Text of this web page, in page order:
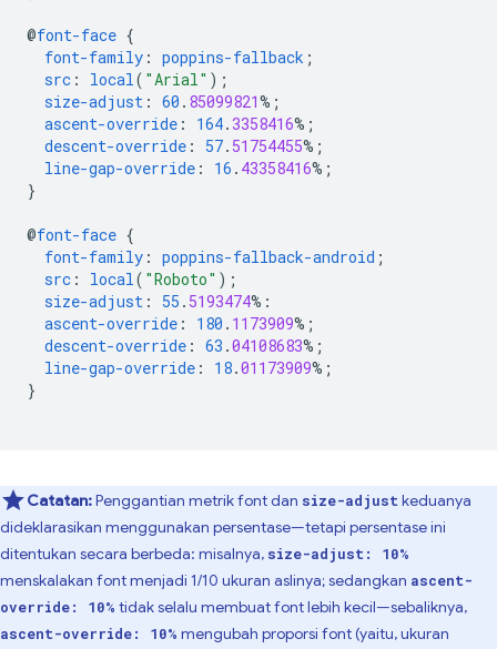
@font-face {
font-family : poppins-fallback ;
src : local ( "Arial" );
size-adjust : 60 . 85099821%;
ascent-override : 164. 3358416%;
descent-override : 57. 51754455%;
line-gap-override : 16 . 43358416%;
}
@font-face {
font-family : poppins-fallback-android ;
src : local ( "Roboto" );
size-adjust : 55 . 5193474%:
ascent-override : 180 . 1173909%;
descent-override : 63 .04108683%;
line-gap-override : 18.01173909%;
}
Catatan:Penggantian metrik font dan size-adjust keduanya
dideklarasikan menggunakan persentase—tetapi persentase ini
ditentukan secara berbeda: misalnya, size-adjust: 10%
menskalakan font menjadi 1/10 ukuran aslinya; sedangkan ascent-
override: 10% tidak selalu membuat font lebih kecil—sebaliknya,
ascent-override: 10% mengubah proporsi font (yaitu, ukuran